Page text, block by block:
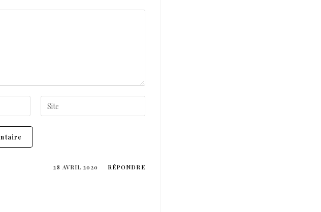
28 AVRIL 2020 RÉPONDRE